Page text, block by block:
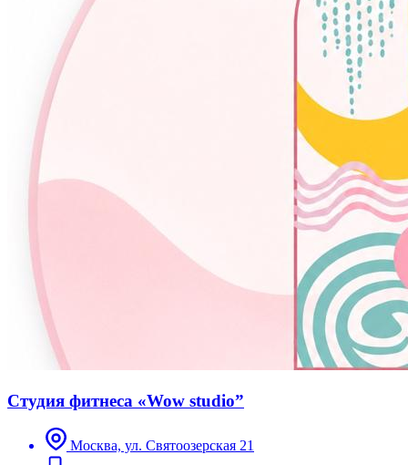
Студия фитнеса «Wow studio”
Москва, ул. Святоозерская 21